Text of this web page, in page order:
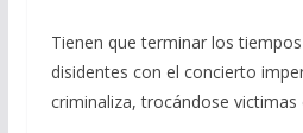
Tienen que terminar los
disidentes con el concierto
criminaliza, trocándose victimas